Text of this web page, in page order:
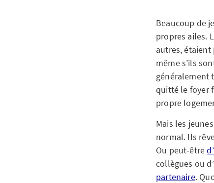
Beaucoup de
propres ailes.
autres,
même s’ils
généralement
quitté le foyer
propre
Mais les
normal. Ils
Ou peut-être
collègues ou
partenaire.